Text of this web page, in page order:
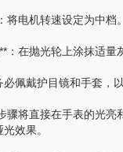
电机转速设定为中档。
在抛光轮上涂抹适量
戴护目镜和手套，以
将直接在手表的光亮
效果。